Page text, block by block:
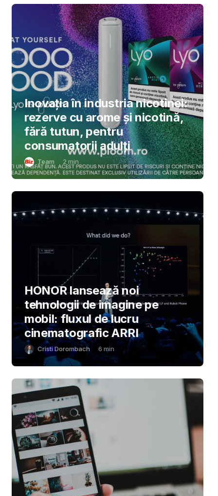
Inovația în industria nicotinei:
rezerve cu arome și nicotină,
fără tutun, pentru
consumatorii adulți
Team 2 min
HONOR lansează noi
tehnologii de imagine pe
mobil: fluxul de lucru
cinematografic ARRI
Cristi Dorombach 6 min